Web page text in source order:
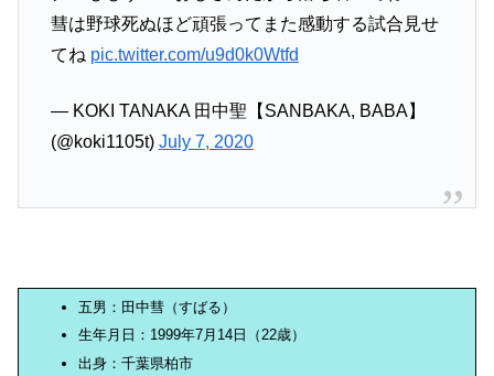
彗は野球死ぬほど頑張ってまた感動する試合見せ
てね pic.twitter.com/u9d0k0Wtfd
— KOKI TANAKA 田中聖【SANBAKA, BABA】
(@koki1105t) July 7, 2020
五男：田中彗（すばる）
生年月日：1999年7月14日（22歳）
出身：千葉県柏市